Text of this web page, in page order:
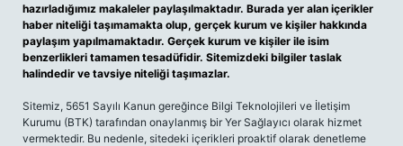
hazırladığımız makaleler paylaşılmaktadır. Burada yer alan içerikler
haber niteliği taşımamakta olup, gerçek kurum ve kişiler hakkında
paylaşım yapılmamaktadır. Gerçek kurum ve kişiler ile isim
benzerlikleri tamamen tesadüfidir. Sitemizdeki bilgiler taslak
halindedir ve tavsiye niteliği taşımazlar.
Sitemiz, 5651 Sayılı Kanun gereğince Bilgi Teknolojileri ve İletişim
Kurumu (BTK) tarafından onaylanmış bir Yer Sağlayıcı olarak hizmet
vermektedir. Bu nedenle, sitedeki içerikleri proaktif olarak denetleme